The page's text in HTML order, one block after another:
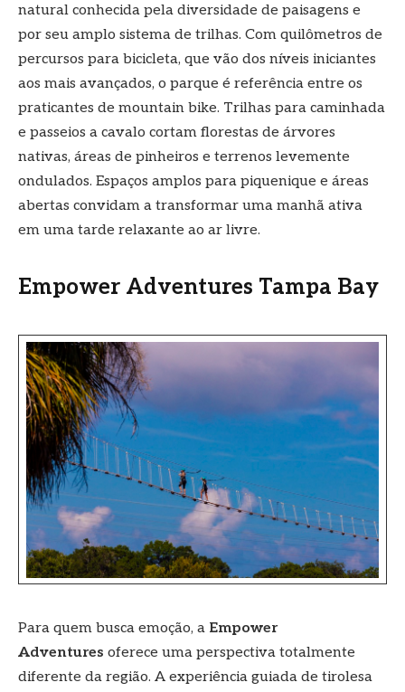
natural conhecida pela diversidade de paisagens e
por seu amplo sistema de trilhas. Com quilômetros de
percursos para bicicleta, que vão dos níveis iniciantes
aos mais avançados, o parque é referência entre os
praticantes de mountain bike. Trilhas para caminhada
e passeios a cavalo cortam florestas de árvores
nativas, áreas de pinheiros e terrenos levemente
ondulados. Espaços amplos para piquenique e áreas
abertas convidam a transformar uma manhã ativa
em uma tarde relaxante ao ar livre.
Empower Adventures Tampa Bay
Para quem busca emoção, a Empower
Adventures oferece uma perspectiva totalmente
diferente da região. A experiência guiada de tirolesa